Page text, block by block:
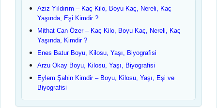
Aziz Yıldırım – Kaç Kilo, Boyu Kaç, Nereli, Kaç
Yaşında, Eşi Kimdir ?
Mithat Can Özer – Kaç Kilo, Boyu Kaç, Nereli, Kaç
Yaşında, Kimdir ?
Enes Batur Boyu, Kilosu, Yaşı, Biyografisi
Arzu Okay Boyu, Kilosu, Yaşı, Biyografisi
Eylem Şahin Kimdir – Boyu, Kilosu, Yaşı, Eşi ve
Biyografisi